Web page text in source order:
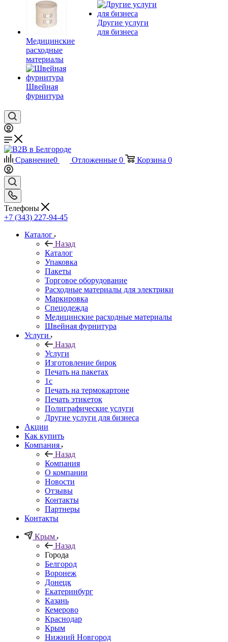
Медицинские
расходные
материалы
Швейная
фурнитура
Другие услуги
для бизнеса
Сравнение0 Отложенные 0 Корзина 0
Телефоны
+7 (343) 227-94-45
Каталог
Назад
Каталог
Упаковка
Пакеты
Торговое оборудование
Расходные материалы для электрики
Маркировка
Спецодежда
Медицинские расходные материалы
Швейная фурнитура
Услуги
Назад
Услуги
Изготовление бирок
Печать на пакетах
1c
Печать на термокартоне
Печать этикеток
Полиграфические услуги
Другие услуги для бизнеса
Акции
Как купить
Компания
Назад
Компания
О компании
Новости
Отзывы
Контакты
Партнеры
Контакты
Крым
Назад
Города
Белгород
Воронеж
Донецк
Екатеринбург
Казань
Кемерово
Краснодар
Крым
Нижний Новгород